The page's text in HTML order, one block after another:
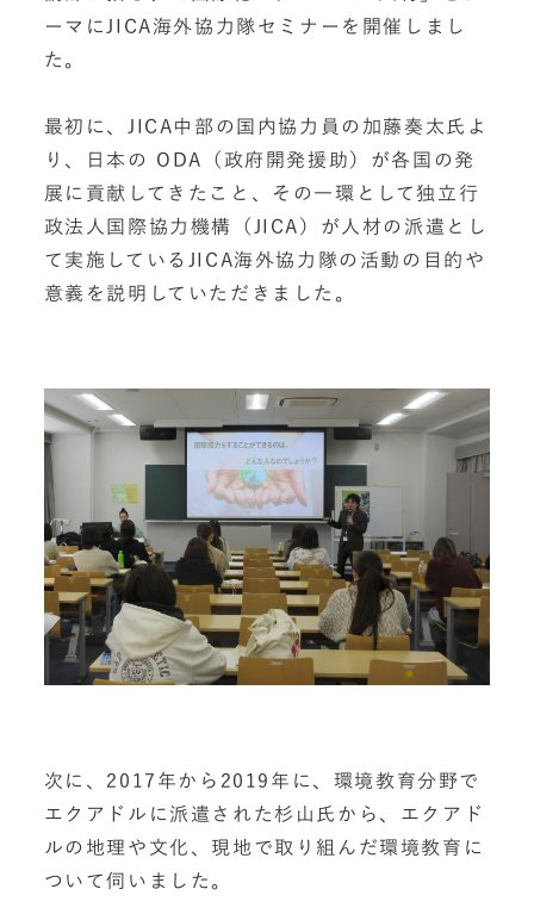
ーマにJICA海外協力隊セミナーを開催しまし
た。
最初に、JICA中部の国内協力員の加藤奏太氏よ
り、日本の ODA（政府開発援助）が各国の発
展に貢献してきたこと、その一環として独立行
政法人国際協力機構（JICA）が人材の派遣とし
て実施しているJICA海外協力隊の活動の目的や
意義を説明していただきました。
次に、2017年から2019年に、環境教育分野で
エクアドルに派遣された杉山氏から、エクアド
ルの地理や文化、現地で取り組んだ環境教育に
ついて伺いました。